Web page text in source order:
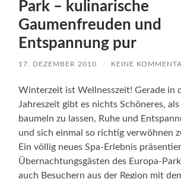
und sich einmal so richtig verwöhnen
Ein völlig neues Spa-Erlebnis
auch Besuchern aus der Region mit
November neu eröffneten Wellness &
von insgesamt 700 m² erwartet die
außergewöhnliche Wellnessoase im
keinen Wunsch unerfüllt lässt.
Pure Freude am Genuss versprechen
die Wellness & Spa-Bereiche der 4-
Hotels „Colosseo“ und „Santa Isabel“,
Restaurants der beiden Hotels. Hier